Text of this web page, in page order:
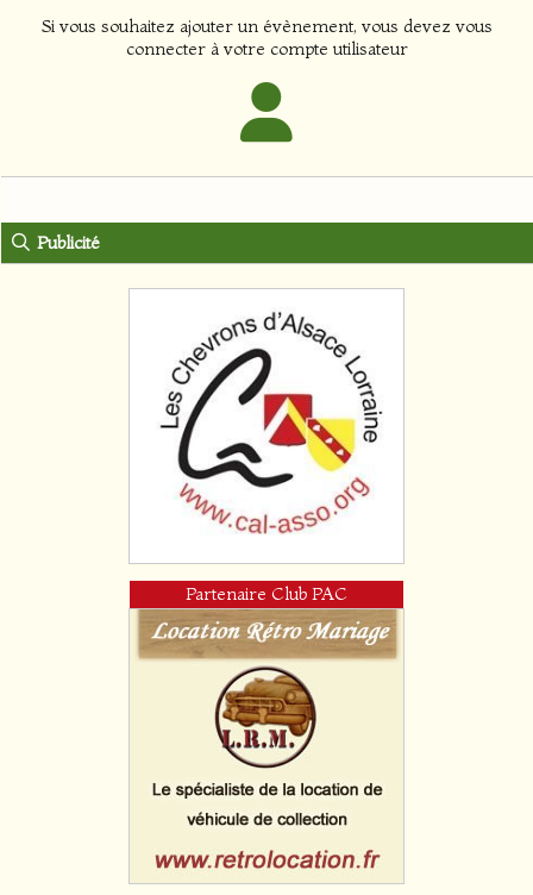
Si vous souhaitez ajouter un évènement, vous devez vous
connecter à votre compte utilisateur
Publicité
Partenaire Club PAC